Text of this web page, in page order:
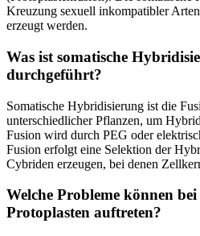
Kreuzung sexuell inkompatibler
erzeugt werden.
Was ist somatische
durchgeführt?
Somatische Hybridisierung ist die
unterschiedlicher Pflanzen, um
Fusion wird durch PEG oder
Fusion erfolgt eine Selektion der
Cybriden erzeugen, bei denen
Welche Probleme können
Protoplasten auftreten?